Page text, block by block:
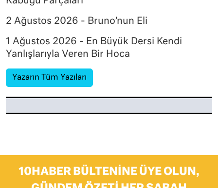
2 Ağustos 2026 - Bruno’nun Eli
1 Ağustos 2026 - En Büyük Dersi Kendi
Yanlışlarıyla Veren Bir Hoca
Yazarın Tüm Yazıları
10HABER BÜLTENINE ÜYE OLUN,